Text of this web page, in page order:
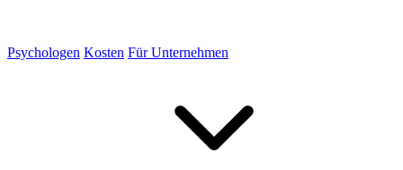
Psychologen Kosten Für Unternehmen